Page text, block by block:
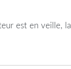
est en veille, la